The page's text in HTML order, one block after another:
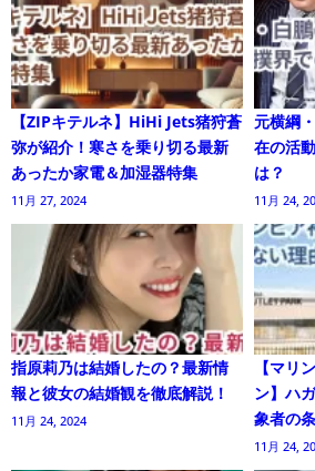
【ZIPキテルネ】HiHi Jets猪狩蒼
弥が紹介！寒さを乗り切る最新
あったか家電＆加湿器特集
11月 27, 2024
元横綱
在の活
は？
11月 24,
指原莉乃は結婚したの？最新情
報と彼女の結婚観を徹底解説！
11月 24, 2024
【マリ
ン】ハ
象者の
11月 24,